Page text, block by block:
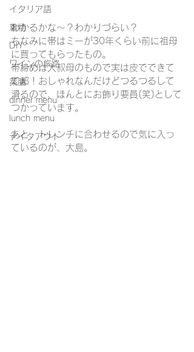
イタリア語
着物
DIY
ワインの旅路
薬膳
dinner menu
lunch menu
テイクアウト
わかるかな～？わかりづらい？
ちなみに帯はミーが30年くらい前に祖母
に買ってもらったもの。
帯締めは大叔母のもので実は皮でできて
て超！おしゃれなんだけどつるつるして
滑るので、ほんとにお飾り要員(笑)として
つかっています。
あと、トレンチに合わせるので気に入っ
ているのが、大島。